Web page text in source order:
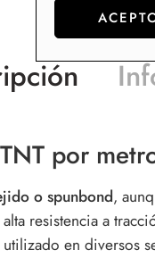
por
o spunbond,
resistencia a
en diversos